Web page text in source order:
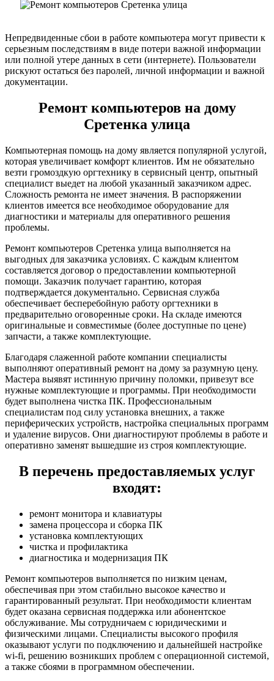
Непредвиденные сбои в работе компьютера могут привести к
серьезным последствиям в виде потери важной информации
или полной утере данных в сети (интернете). Пользователи
рискуют остаться без паролей, личной информации и важной
документации.
Ремонт компьютеров на дому
Сретенка улица
Компьютерная помощь на дому является популярной услугой,
которая увеличивает комфорт клиентов. Им не обязательно
везти громоздкую оргтехнику в сервисный центр, опытный
специалист выедет на любой указанный заказчиком адрес.
Сложность ремонта не имеет значения. В распоряжении
клиентов имеется все необходимое оборудование для
диагностики и материалы для оперативного решения
проблемы.
Ремонт компьютеров Сретенка улица выполняется на
выгодных для заказчика условиях. С каждым клиентом
составляется договор о предоставлении компьютерной
помощи. Заказчик получает гарантию, которая
подтверждается документально. Сервисная служба
обеспечивает бесперебойную работу оргтехники в
предварительно оговоренные сроки. На складе имеются
оригинальные и совместимые (более доступные по цене)
запчасти, а также комплектующие.
Благодаря слаженной работе компании специалисты
выполняют оперативный ремонт на дому за разумную цену.
Мастера выявят истинную причину поломки, привезут все
нужные комплектующие и программы. При необходимости
будет выполнена чистка ПК. Профессиональным
специалистам под силу установка внешних, а также
периферических устройств, настройка специальных программ
и удаление вирусов. Они диагностируют проблемы в работе и
оперативно заменят вышедшие из строя комплектующие.
В перечень предоставляемых услуг
входят:
ремонт монитора и клавиатуры
замена процессора и сборка ПК
установка комплектующих
чистка и профилактика
диагностика и модернизация ПК
Ремонт компьютеров выполняется по низким ценам,
обеспечивая при этом стабильно высокое качество и
гарантированный результат. При необходимости клиентам
будет оказана сервисная поддержка или абонентское
обслуживание. Мы сотрудничаем с юридическими и
физическими лицами. Специалисты высокого профиля
оказывают услуги по подключению и дальнейшей настройке
wi-fi, решению возникших проблем с операционной системой,
а также сбоями в программном обеспечении.